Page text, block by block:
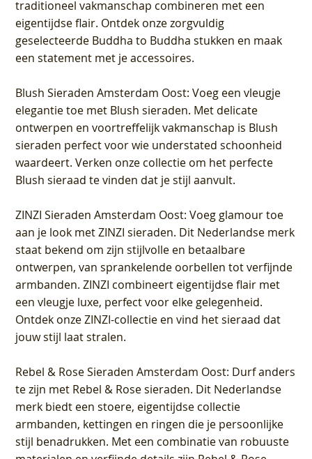
traditioneel vakmanschap combineren met een
eigentijdse flair. Ontdek onze zorgvuldig
geselecteerde Buddha to Buddha stukken en maak
een statement met je accessoires.
Blush Sieraden Amsterdam Oost: Voeg een vleugje
elegantie toe met Blush sieraden. Met delicate
ontwerpen en voortreffelijk vakmanschap is Blush
sieraden perfect voor wie understated schoonheid
waardeert. Verken onze collectie om het perfecte
Blush sieraad te vinden dat je stijl aanvult.
ZINZI Sieraden Amsterdam Oost: Voeg glamour toe
aan je look met ZINZI sieraden. Dit Nederlandse merk
staat bekend om zijn stijlvolle en betaalbare
ontwerpen, van sprankelende oorbellen tot verfijnde
armbanden. ZINZI combineert eigentijdse flair met
een vleugje luxe, perfect voor elke gelegenheid.
Ontdek onze ZINZI-collectie en vind het sieraad dat
jouw stijl laat stralen.
Rebel & Rose Sieraden Amsterdam Oost: Durf anders
te zijn met Rebel & Rose sieraden. Dit Nederlandse
merk biedt een stoere, eigentijdse collectie
armbanden, kettingen en ringen die je persoonlijke
stijl benadrukken. Met een combinatie van robuuste